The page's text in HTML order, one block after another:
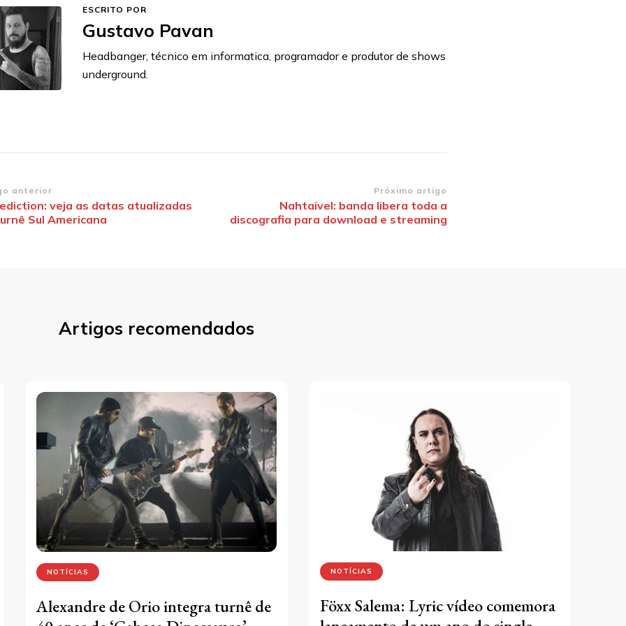
ESCRITO POR
Gustavo Pavan
Headbanger, técnico em informatica, programador e produtor de shows
underground.
anterior
veja as datas atualizadas
Sul Americana
Próximo artigo
Nahtaivel: banda libera toda a
discografia para download e streaming
Artigos recomendados
NOTÍCIAS
Alexandre de Orio integra turnê de
NOTÍCIAS
Föxx Salema: Lyric vídeo comemora